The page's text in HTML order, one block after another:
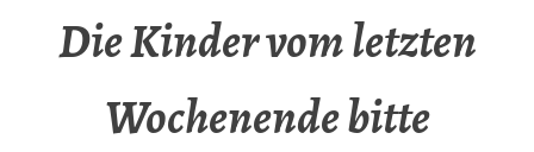
Die Kinder vom letzten
Wochenende bitte